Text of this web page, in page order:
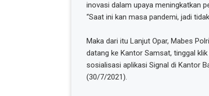
inovasi dalam upaya meningkatkan
“Saat ini kan masa pandemi, jadi
Maka dari itu Lanjut Opar, Mabes
datang ke Kantor Samsat, tinggal
sosialisasi aplikasi Signal di Kantor
(30/7/2021).